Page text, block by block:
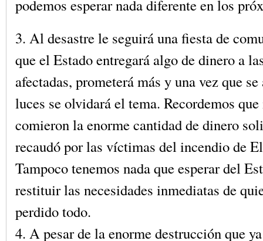
podemos esperar nada diferente en los
3. Al desastre le seguirá una fiesta de
que el Estado entregará algo de dinero a
afectadas, prometerá más y una vez que
luces se olvidará el tema. Recordemos
comieron la enorme cantidad de dinero
recaudó por las víctimas del incendio de
Tampoco tenemos nada que esperar del
restituir las necesidades inmediatas de
perdido todo.
4. A pesar de la enorme destrucción que